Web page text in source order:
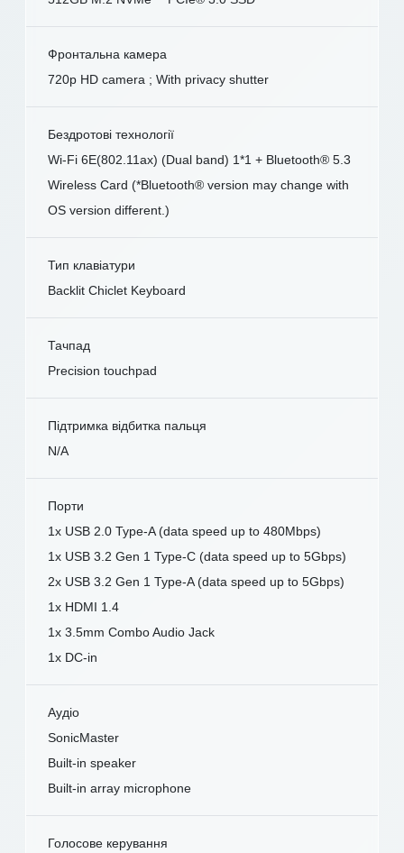
Фронтальна камера
720p HD camera ; With privacy shutter
Бездротові технології
Wi-Fi 6E(802.11ax) (Dual band) 1*1 + Bluetooth® 5.3
Wireless Card (*Bluetooth® version may change with
OS version different.)
Тип клавіатури
Backlit Chiclet Keyboard
Тачпад
Precision touchpad
Підтримка відбитка пальця
N/A
Порти
1x USB 2.0 Type-A (data speed up to 480Mbps)
1x USB 3.2 Gen 1 Type-C (data speed up to 5Gbps)
2x USB 3.2 Gen 1 Type-A (data speed up to 5Gbps)
1x HDMI 1.4
1x 3.5mm Combo Audio Jack
1x DC-in
Аудіо
SonicMaster
Built-in speaker
Built-in array microphone
Голосове керування